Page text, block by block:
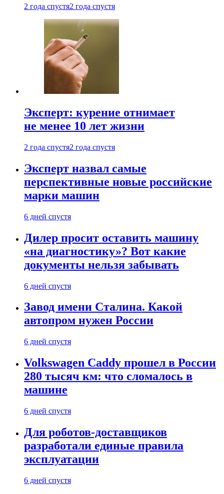
2 года спустя2 года спустя
Эксперт: курение отнимает
не менее 10 лет жизни
2 года спустя2 года спустя
Эксперт назвал самые
перспективные новые российские
марки машин
6 дней спустя
Дилер просит оставить машину
«на диагностику»? Вот какие
документы нельзя забывать
6 дней спустя
Завод имени Сталина. Какой
автопром нужен России
6 дней спустя
Volkswagen Caddy прошел в России
280 тысяч км: что сломалось в
машине
6 дней спустя
Для роботов-доставщиков
разработали единые правила
эксплуатации
6 дней спустя